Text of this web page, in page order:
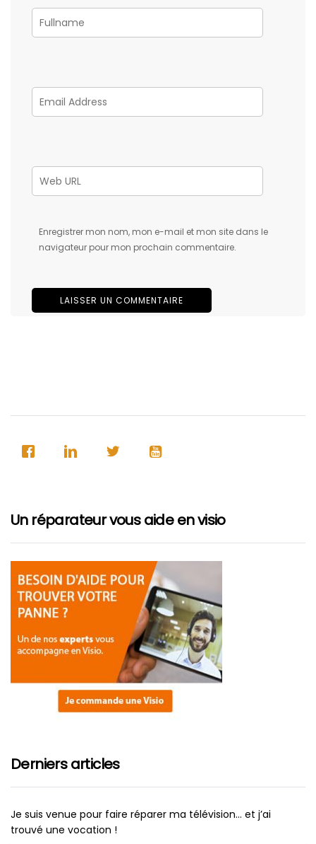
Enregistrer mon nom, mon e-mail et mon site dans le
navigateur pour mon prochain commentaire.
Un réparateur vous aide en visio
Derniers articles
Je suis venue pour faire réparer ma télévision… et j’ai
trouvé une vocation !